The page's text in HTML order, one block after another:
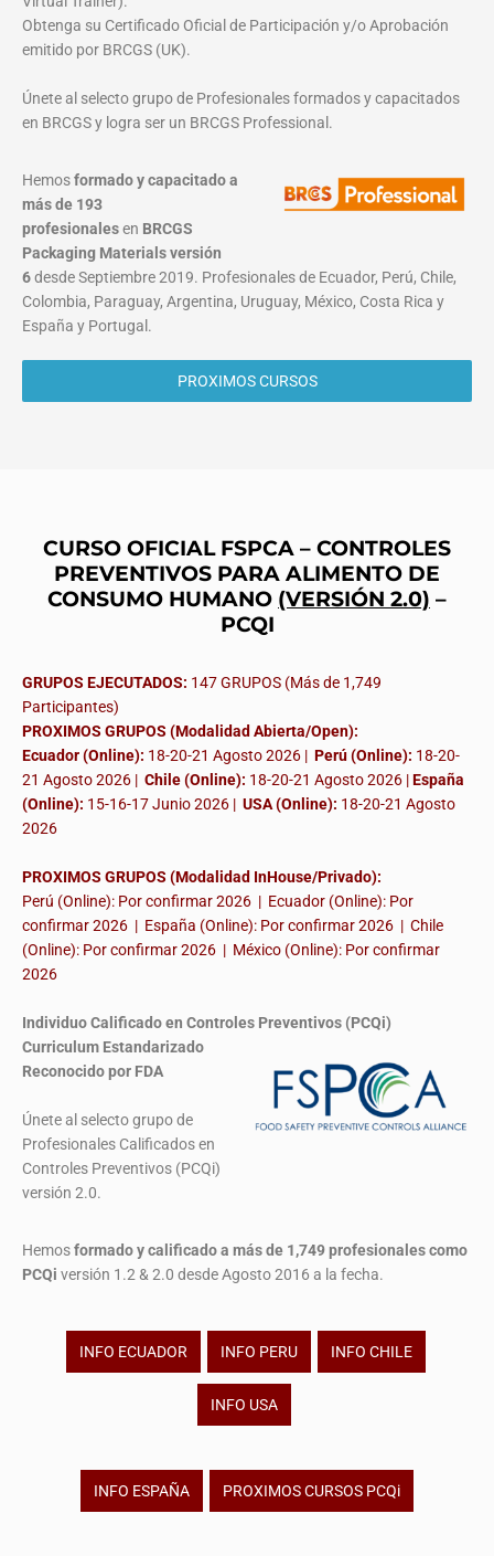
Obtenga su Certificado Oficial de Participación y/o Aprobación
emitido por BRCGS (UK).
Únete al selecto grupo de Profesionales formados y capacitados
en BRCGS y logra ser un BRCGS Professional.
Hemosformado y capacitado a
más de 193
profesionalesen BRCGS
Packaging Materialsversión
6desde Septiembre 2019. Profesionales de Ecuador, Perú, Chile,
Colombia, Paraguay, Argentina, Uruguay, México, Costa Rica y
España y Portugal.
PROXIMOS CURSOS
CURSO OFICIAL FSPCA – CONTROLES
PREVENTIVOS PARA ALIMENTO DE
CONSUMO HUMANO (VERSIÓN 2.0) –
PCQI
GRUPOS EJECUTADOS: 147 GRUPOS (Más de 1,749
Participantes)
PROXIMOS GRUPOS (Modalidad Abierta/Open):
Ecuador (Online): 18-20-21 Agosto 2026 | Perú (Online): 18-20-
21 Agosto 2026 | Chile (Online): 18-20-21 Agosto 2026 |España
(Online): 15-16-17 Junio 2026 | USA (Online): 18-20-21 Agosto
2026
PROXIMOS GRUPOS (Modalidad InHouse/Privado):
Perú (Online): Por confirmar 2026 | Ecuador (Online): Por
confirmar 2026 | España (Online): Por confirmar 2026 | Chile
(Online): Por confirmar 2026 | México (Online): Por confirmar
2026
Individuo Calificado en Controles Preventivos (PCQi)
Curriculum Estandarizado
Reconocido por FDA
Únete al selecto grupo de
Profesionales Calificados en
Controles Preventivos (PCQi)
versión 2.0.
Hemosformado y calificado a más de 1,749 profesionalescomo
PCQi versión 1.2 & 2.0 desde Agosto 2016 a la fecha.
INFO ECUADOR INFO PERU INFO CHILE
INFO USA
INFO ESPAÑA PROXIMOS CURSOS PCQi